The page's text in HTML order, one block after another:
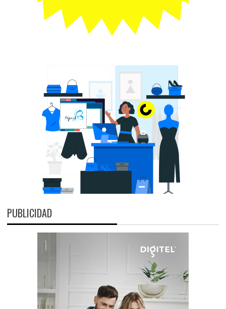
PUBLICIDAD